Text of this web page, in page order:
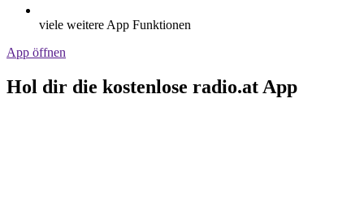
viele weitere App Funktionen
App öffnen
Hol dir die kostenlose radio.at App